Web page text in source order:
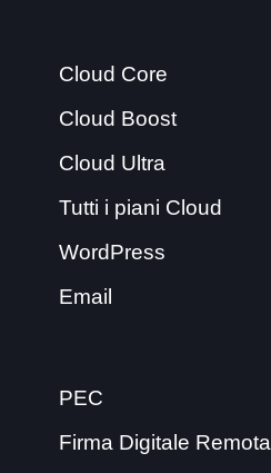
Cloud Core
Cloud Boost
Cloud Ultra
Tutti i piani Cloud
WordPress
Email
PEC
Firma Digitale Remota